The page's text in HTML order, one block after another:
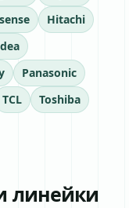
Hitachi
Panasonic
TCL
Toshiba
линейки